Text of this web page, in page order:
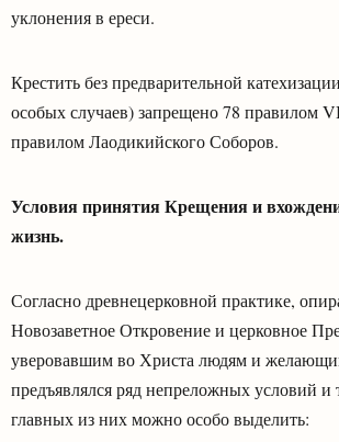
уклонения в ереси.
Крестить без предварительной
особых случаев) запрещено 78 правилом
правилом Лаодикийского Соборов.
Условия принятия Крещения и
жизнь.
Согласно древнецерковной практике,
Новозаветное Откровение и церковное
уверовавшим во Христа людям и
предъявлялся ряд непреложных условий и
главных из них можно особо выделить: